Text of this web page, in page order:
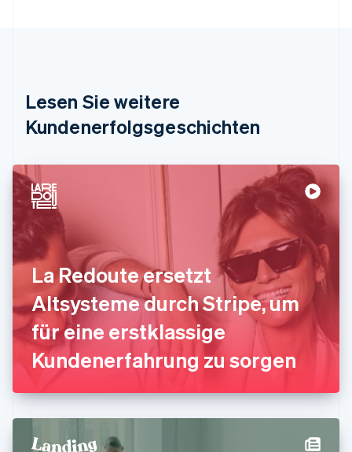
Lesen Sie weitere
Kundenerfolgsgeschichten
La Redoute ersetzt
Altsysteme durch Stripe, um
für eine erstklassige
Kundenerfahrung zu sorgen
DeutschEnglish
English
简体中文English
English
Frankreich
Français
Gibraltar
Griechenland
English
Indien
English
Irland
English
Italien
Japan
日本語English
Kanada